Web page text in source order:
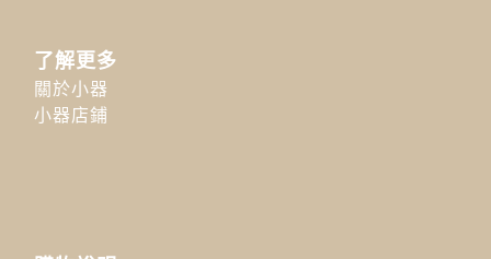
了解更多
關於小器
小器店鋪